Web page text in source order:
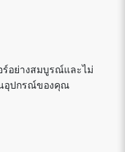
ร์อย่างสมบูรณ์และไม่
อุปกรณ์ของคุณ